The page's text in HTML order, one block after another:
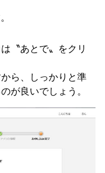
〝あとで〟をクリ
ら、しっかりと準
が良いでしょう。